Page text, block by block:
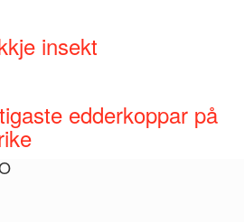
insekt
edderkoppar på